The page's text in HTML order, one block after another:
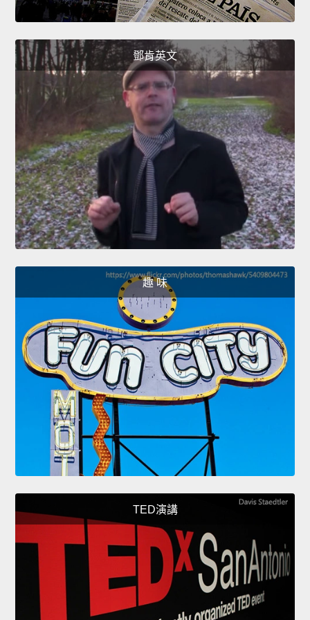
鄧肯英文
趣 味
TED演講